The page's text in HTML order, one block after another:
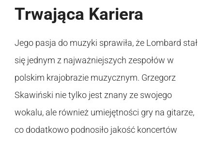
Trwająca Kariera
Jego pasja do muzyki sprawiła, że Lombard stał
się jednym z najważniejszych zespołów w
polskim krajobrazie muzycznym. Grzegorz
Skawiński nie tylko jest znany ze swojego
wokalu, ale również umiejętności gry na gitarze,
co dodatkowo podnosiło jakość koncertów